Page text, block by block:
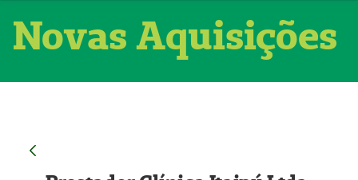
Novas Aquisições